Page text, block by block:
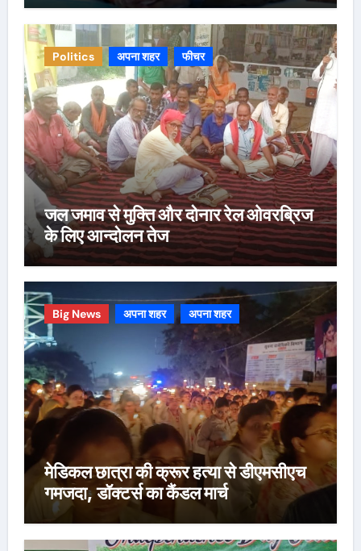
Politics अपना शहर फीचर
जल जमाव से मुक्ति और दोनार रेल ओवरब्रिज
के लिए आन्दोलन तेज
Big News अपना शहर अपना शहर
मेडिकल छात्रा की क्रूर हत्या से डीएमसीएच
गमजदा, डॉक्टर्स का कैंडल मार्च